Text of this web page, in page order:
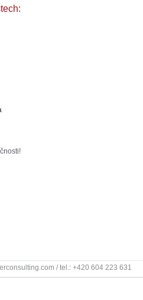
/ tel.: +420 604 223 631